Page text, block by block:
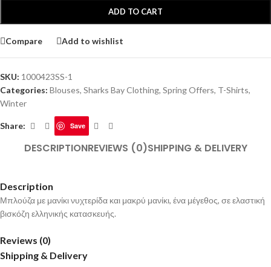
ADD TO CART
Compare Add to wishlist
SKU: 1000423SS-1
Categories: Blouses, Sharks Bay Clothing, Spring Offers, T-Shirts,
Winter
Share: Save
DESCRIPTIONREVIEWS (0)SHIPPING & DELIVERY
Description
Μπλούζα με μανίκι νυχτερίδα και μακρύ μανίκι, ένα μέγεθος, σε ελαστική
βισκόζη ελληνικής κατασκευής.
Reviews (0)
Shipping & Delivery